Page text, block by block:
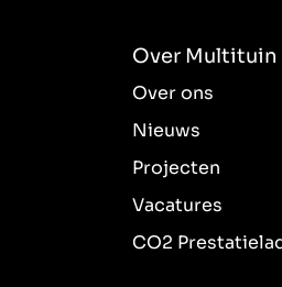
Over Multituin
Over ons
Nieuws
Projecten
Vacatures
CO2